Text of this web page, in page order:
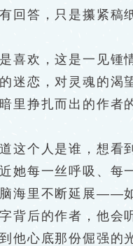
答，只是攥紧稿
欢，这是一见锺情
恋，对灵魂的渴
里挣扎而出的作者
个人是谁，想看
她每一丝呼吸、每
里不断延展——如
背后的作者，他会
他心底那份倔强的